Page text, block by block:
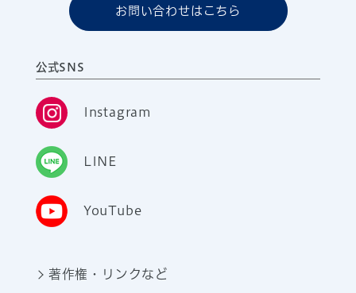
お問い合わせはこちら
公式SNS
Instagram
LINE
YouTube
著作権・リンクなど